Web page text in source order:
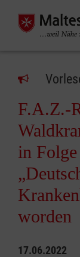
F.A.Z.-
in
worden
17.06.2022